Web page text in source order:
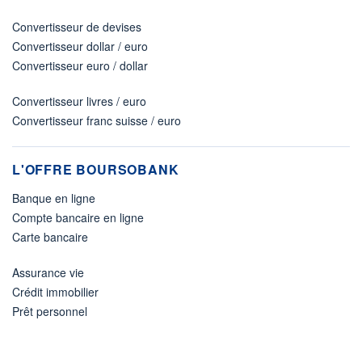
Convertisseur de devises
Convertisseur dollar / euro
Convertisseur euro / dollar
Convertisseur livres / euro
Convertisseur franc suisse / euro
L'OFFRE BOURSOBANK
Banque en ligne
Compte bancaire en ligne
Carte bancaire
Assurance vie
Crédit immobilier
Prêt personnel